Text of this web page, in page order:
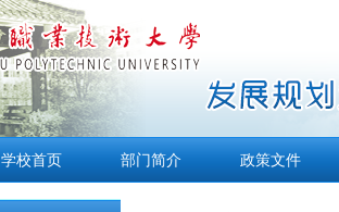
学校首页 部门简介 政策文件